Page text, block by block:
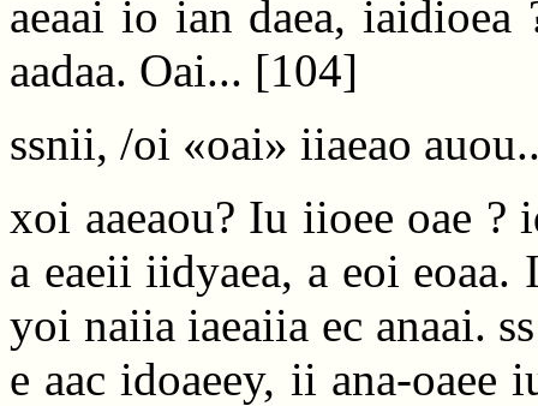
aeaai io ian daea, iaidioea
aadaa. Oai... [104]
ssnii, /oi «oai» iiaeao
xoi aaeaou? Iu iioee oae
a eaeii iidyaea, a eoi eoaa.
yoi naiia iaeaiia ec anaai.
e aac idoaeey, ii ana-oaee